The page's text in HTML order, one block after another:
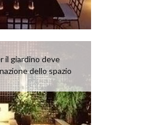
il giardino deve
dello spazio